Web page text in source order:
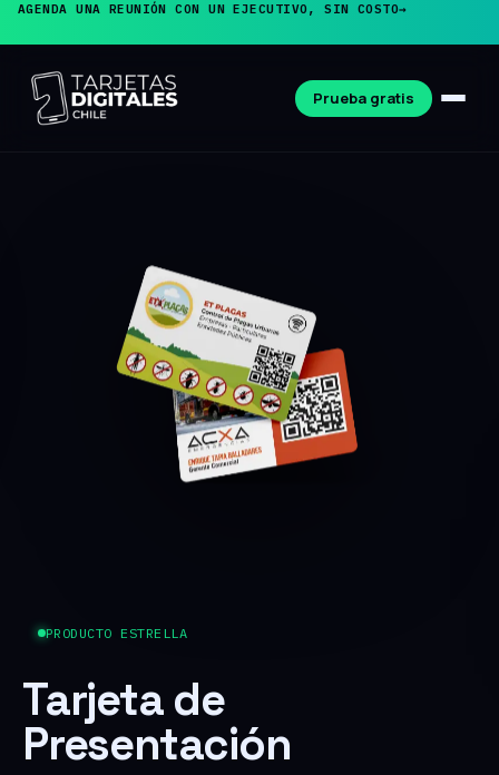
AGENDA UNA REUNIÓN CON UN EJECUTIVO, SIN COSTO→
Prueba gratis
PRODUCTO ESTRELLA
Tarjeta de
Presentación